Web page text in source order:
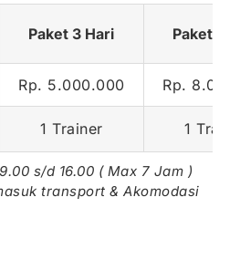
Paket 3 Hari Paket 5
Rp. 5.000.000 Rp.
1 Trainer 1
s/d 16.00 ( Max 7 Jam )
transport & Akomodasi